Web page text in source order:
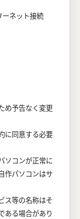
ネット接続
め予告なく変更
に同意する必要
ソコンが正常に
作パソコンはサ
ス等の名称はそ
ある場合があり